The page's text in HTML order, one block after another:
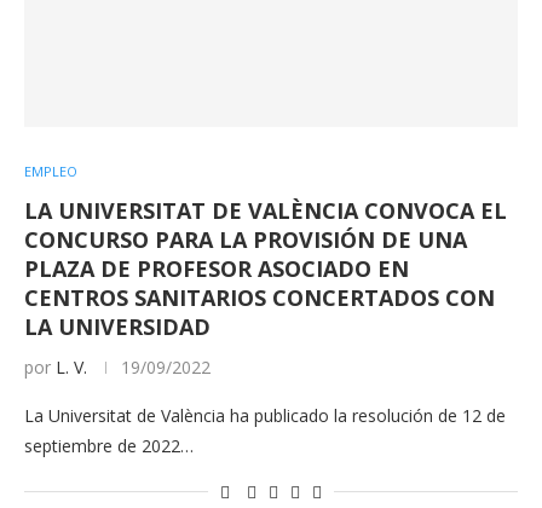
EMPLEO
LA UNIVERSITAT DE VALÈNCIA CONVOCA EL
CONCURSO PARA LA PROVISIÓN DE UNA
PLAZA DE PROFESOR ASOCIADO EN
CENTROS SANITARIOS CONCERTADOS CON
LA UNIVERSIDAD
por L. V. 19/09/2022
La Universitat de València ha publicado la resolución de 12 de
septiembre de 2022…